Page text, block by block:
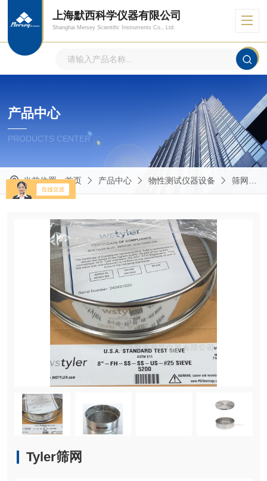
上海默西科学仪器有限公司
Shanghai Mersey Scientific Instruments Co., Ltd.
产品中心
PRODUCTS CENTER
当前位置：首页 产品中心 物性测试仪器设备 筛网
Tyler筛网